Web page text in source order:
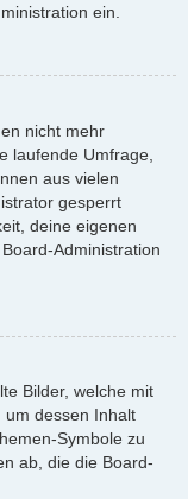
ein.
nicht mehr
laufende Umfrage,
aus vielen
gesperrt
deine eigenen
Administration
Bilder, welche mit
um dessen Inhalt
Symbole zu
ab, die die Board-